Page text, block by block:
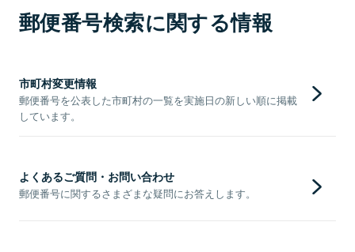
郵便番号検索に関する情報
市町村変更情報
郵便番号を公表した市町村の一覧を実施日の新しい順に掲載
しています。
よくあるご質問・お問い合わせ
郵便番号に関するさまざまな疑問にお答えします。